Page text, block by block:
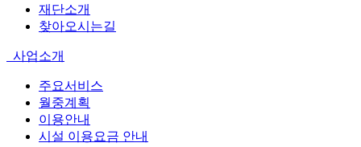
재단소개
찾아오시는길
사업소개
주요서비스
월중계획
이용안내
시설 이용요금 안내